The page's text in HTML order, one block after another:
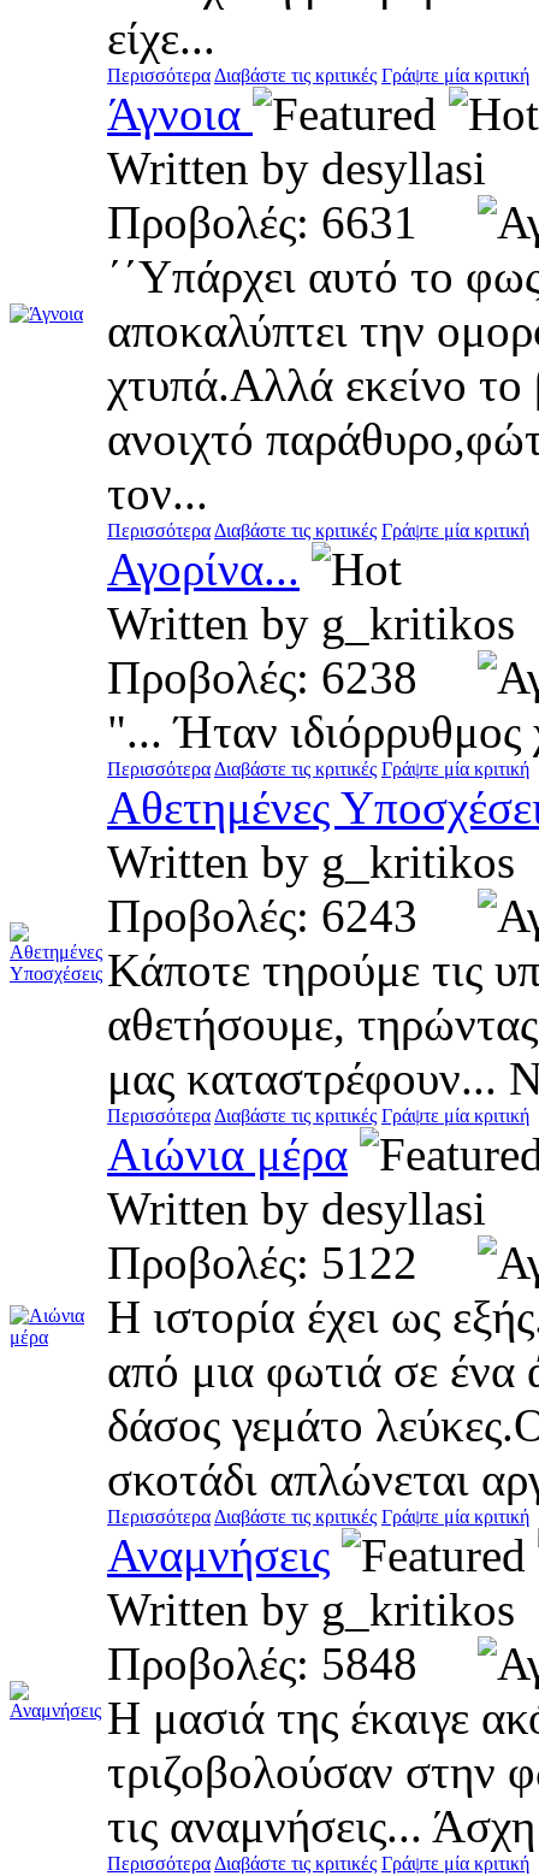
είχε...
ΠερισσότεραΔιαβάστε τις κριτικές Γράψτε μία κριτική
Άγνοια
Written by
Προβολές: 6631
΄΄Υπάρχει αυτό το
αποκαλύπτει την
χτυπά.Αλλά εκείνο
ανοιχτό
τον...
ΠερισσότεραΔιαβάστε τις κριτικές Γράψτε μία κριτική
Αγορίνα...
Written by
Προβολές: 6238
"... Ήταν
ΠερισσότεραΔιαβάστε τις κριτικές Γράψτε μία κριτική
Αθετημένες
Written by
Προβολές: 6243
Κάποτε τηρούμε τις
αθετήσουμε,
μας καταστρέφουν...
ΠερισσότεραΔιαβάστε τις κριτικές Γράψτε μία κριτική
Αιώνια μέρα
Written by
Προβολές: 5122
Η ιστορία έχει ως
από μια φωτιά σε ένα
δάσος γεμάτο
σκοτάδι απλώνεται
ΠερισσότεραΔιαβάστε τις κριτικές Γράψτε μία κριτική
Αναμνήσεις
Written by
Προβολές: 5848
Η μασιά της έκαιγε
τριζοβολούσαν στην
τις αναμνήσεις...
ΠερισσότεραΔιαβάστε τις κριτικές Γράψτε μία κριτική